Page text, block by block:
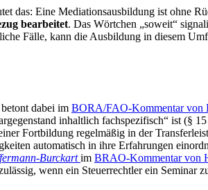
das: Eine Mediationsausbildung ist ohne
bearbeitet. Das Wörtchen „soweit“
Fälle, kann die Ausbildung in diesem
betont dabei im BORA/FAO-Kommentar von
inhaltlich fachspezifisch“ ist (§
Fortbildung regelmäßig in der
automatisch in ihre Erfahrungen
Burckartim BRAO-Kommentar von
wenn ein Steuerrechtler ein Seminar